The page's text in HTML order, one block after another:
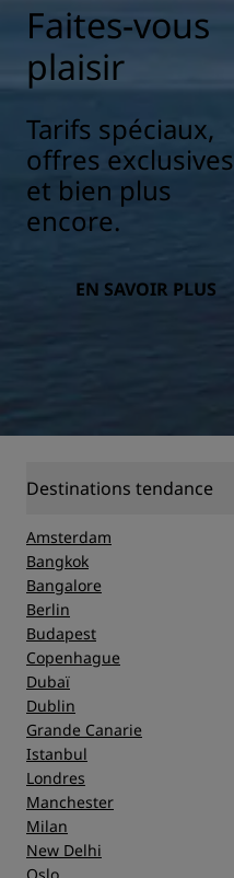
Faites-vous
plaisir
Tarifs spéciaux,
offres exclusives
et bien plus
encore.
EN SAVOIR PLUS
Destinations tendance
Amsterdam
Bangkok
Bangalore
Berlin
Budapest
Copenhague
Dubaï
Dublin
Grande Canarie
Istanbul
Londres
Manchester
Milan
New Delhi